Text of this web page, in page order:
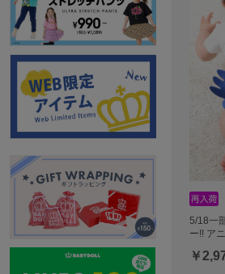
5/18一
ー!! ア
￥